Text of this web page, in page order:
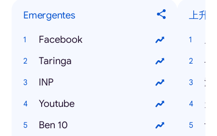
Emergentes
Facebook
Taringa
INP
Youtube
Ben 10
上升
斗
潜
走
许